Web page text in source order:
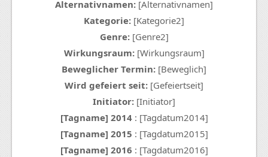
Alternativnamen: [Alternativnamen]
Kategorie: [Kategorie2]
Genre:[Genre2]
Wirkungsraum:[Wirkungsraum]
Beweglicher Termin: [Beweglich]
Wird gefeiert seit: [Gefeiertseit]
Initiator: [Initiator]
[Tagname] 2014 : [Tagdatum2014]
[Tagname] 2015 : [Tagdatum2015]
[Tagname] 2016 : [Tagdatum2016]